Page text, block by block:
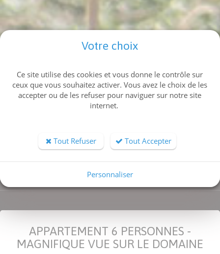
Type de bien
APPARTEMENT 6 PERSONNES -
MAGNIFIQUE VUE SUR LE DOMAINE
Votre choix
Ce site utilise des cookies et vous donne le contrôle sur
ceux que vous souhaitez activer. Vous avez le choix de les
accepter ou de les refuser pour naviguer sur notre site
internet.
Tout Refuser Tout Accepter
Personnaliser